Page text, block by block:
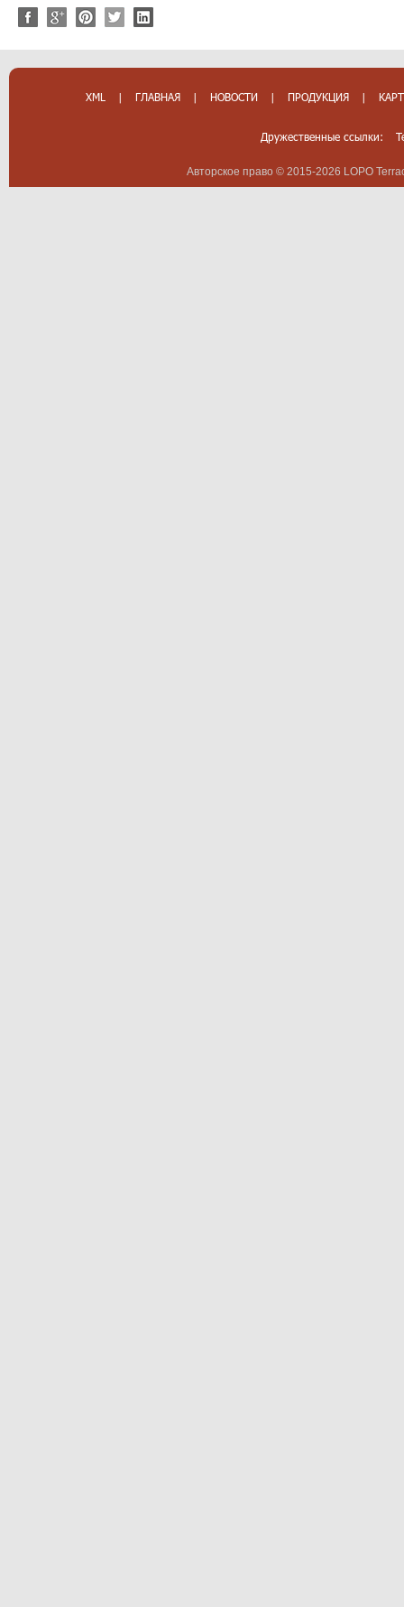
XML | ГЛАВНАЯ | НОВОСТИ | ПРОДУКЦИЯ |
Дружественные ссылки:
Авторское право © 2015-2026 LOPO